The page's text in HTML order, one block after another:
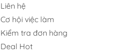
Liên hệ
Cơ hội việc làm
Kiểm tra đơn hàng
Deal Hot